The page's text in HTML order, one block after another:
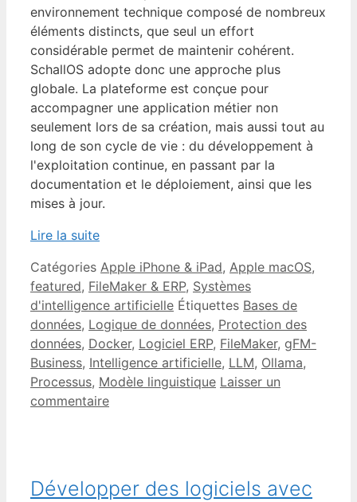
environnement technique composé de nombreux
éléments distincts, que seul un effort
considérable permet de maintenir cohérent.
SchallOS adopte donc une approche plus
globale. La plateforme est conçue pour
accompagner une application métier non
seulement lors de sa création, mais aussi tout au
long de son cycle de vie : du développement à
l'exploitation continue, en passant par la
documentation et le déploiement, ainsi que les
mises à jour.
Lire la suite
Catégories Apple iPhone & iPad, Apple macOS,
featured, FileMaker & ERP, Systèmes
d'intelligence artificielle Étiquettes Bases de
données, Logique de données, Protection des
données, Docker, Logiciel ERP, FileMaker, gFM-
Business, Intelligence artificielle, LLM, Ollama,
Processus, Modèle linguistique Laisser un
commentaire
Développer des logiciels avec